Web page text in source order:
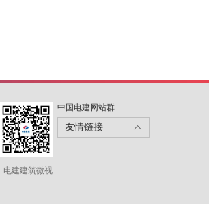
中国电建网站群
友情链接
电建建筑微视